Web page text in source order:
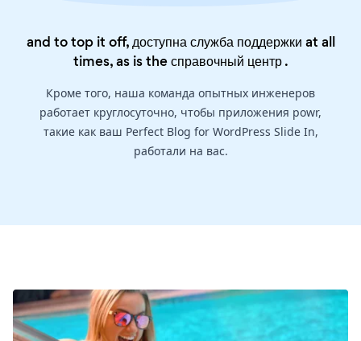
and to top it off, доступна служба поддержки at all
times, as is theсправочный центр.
Кроме того, наша команда опытных инженеров
работает круглосуточно, чтобы приложения powr,
такие как ваш Perfect Blog for WordPress Slide In,
работали на вас.